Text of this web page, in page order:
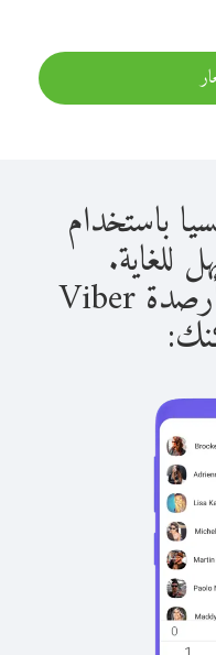
باستخدام
بمجرد حصولك على أرصدة Viber